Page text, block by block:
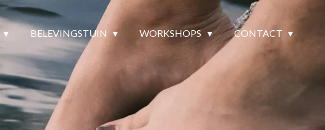
BELEVINGSTUIN WORKSHOPS CONTACT